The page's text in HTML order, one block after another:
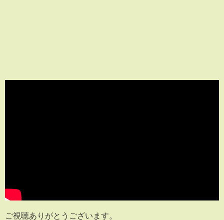
ご視聴ありがとうございます。